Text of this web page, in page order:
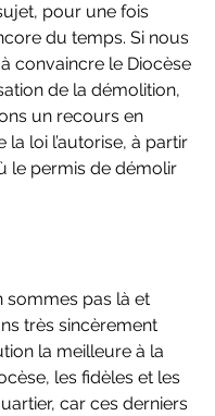
pour une fois
du temps. Si nous
à convaincre le Diocèse
de la démolition,
un recours en
loi l’autorise, à partir
le permis de démolir
sommes pas là et
très sincèrement
la meilleure à la
les fidèles et les
car ces derniers